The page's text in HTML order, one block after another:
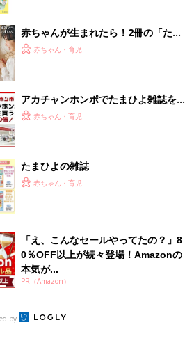
赤ちゃんが生まれたら！2冊の「たま
ひよ」
赤ちゃん・育児
アカチャンホンポでたまひよ雑誌を買
うとポイント10倍【期間限定】
赤ちゃん・育児
たまひよの雑誌
赤ちゃん・育児
「え、こんなセールやってたの？」8
0％OFF以上が続々登場！Amazonの
本気が...
PR（Amazon）
by